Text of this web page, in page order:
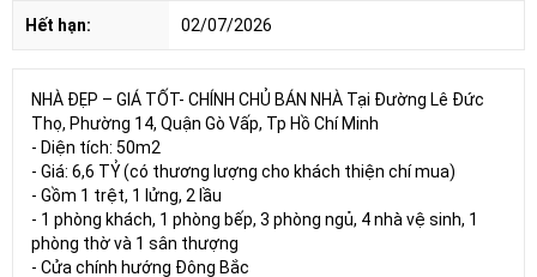
Hết hạn: 02/07/2026
NHÀ ĐẸP – GIÁ TỐT- CHÍNH CHỦ BÁN NHÀ Tại Đường Lê Đức
Thọ, Phường 14, Quận Gò Vấp, Tp Hồ Chí Minh
- Diện tích: 50m2
- Giá: 6,6 TỶ (có thương lượng cho khách thiện chí mua)
- Gồm 1 trệt, 1 lửng, 2 lầu
- 1 phòng khách, 1 phòng bếp, 3 phòng ngủ, 4 nhà vệ sinh, 1
phòng thờ và 1 sân thượng
- Cửa chính hướng Đông Bắc